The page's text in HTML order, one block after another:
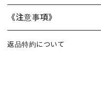
《注意事項》
返品特約について